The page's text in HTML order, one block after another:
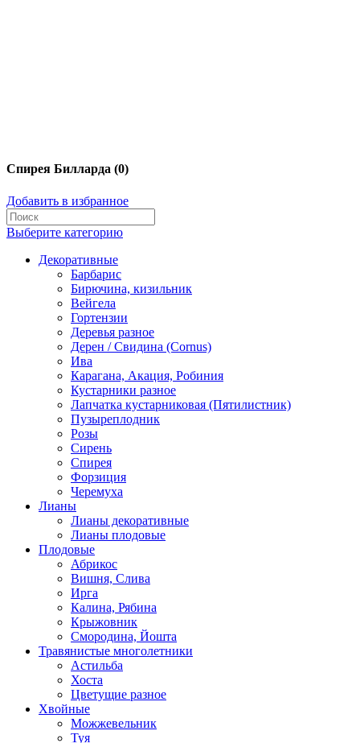
Спирея Билларда (0)
Добавить в избранное
Выберите категорию
Декоративные
Барбарис
Бирючина, кизильник
Вейгела
Гортензии
Деревья разное
Дерен / Свидина (Cornus)
Ива
Карагана, Акация, Робиния
Кустарники разное
Лапчатка кустарниковая (Пятилистник)
Пузыреплодник
Розы
Сирень
Спирея
Форзиция
Черемуха
Лианы
Лианы декоративные
Лианы плодовые
Плодовые
Абрикос
Вишня, Слива
Ирга
Калина, Рябина
Крыжовник
Смородина, Йошта
Травянистые многолетники
Астильба
Хоста
Цветущие разное
Хвойные
Можжевельник
Туя